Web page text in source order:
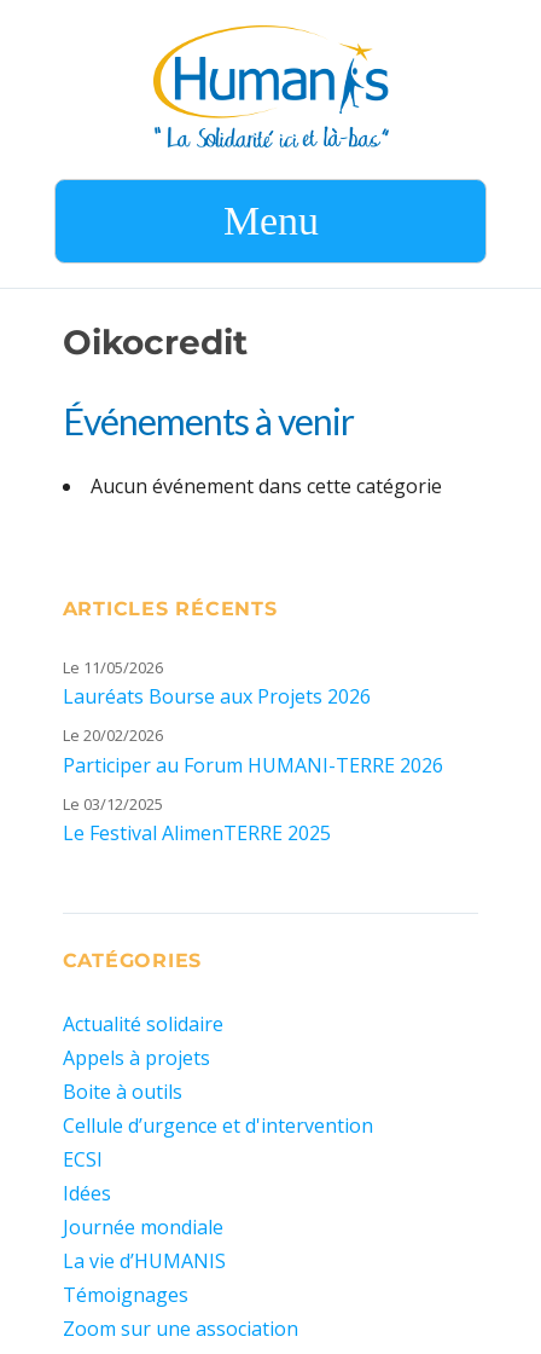
Menu
Oikocredit
Événements à venir
Aucun événement dans cette catégorie
ARTICLES RÉCENTS
Le 11/05/2026
Lauréats Bourse aux Projets 2026
Le 20/02/2026
Participer au Forum HUMANI-TERRE 2026
Le 03/12/2025
Le Festival AlimenTERRE 2025
CATÉGORIES
Actualité solidaire
Appels à projets
Boite à outils
Cellule d’urgence et d'intervention
ECSI
Idées
Journée mondiale
La vie d’HUMANIS
Témoignages
Zoom sur une association